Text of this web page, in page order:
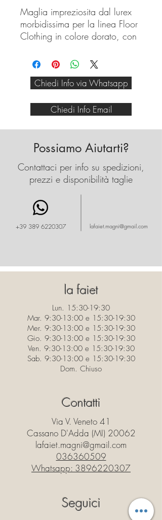
Maglia impreziosita dal lurex
morbidissima per la linea Floor
Clothing in colore dorato, con
vestibilità leggermente over sul
fianco per renderla giovanile e
abbinabile a qualsiasi cosa.
Chiedi Info via Whatsapp
Chiedi Info Email
Possiamo Aiutarti?
Contattaci per info su spedizioni,
prezzi e disponibilità taglie
+39 389 6220307 lafaiet.magni@gmail.com
la faiet
Lun. 15:30-19:30
Mar. 9:30-13:00 e 15:30-19:30
Mer. 9:30-13:00 e 15:30-19:30
Gio. 9:30-13:00 e 15:30-19:30
Ven. 9:30-13:00 e 15:30-19:30
Sab. 9:30-13:00 e 15:30-19:30
Dom. Chiuso
Contatti
Via V. Veneto 41
Cassano D'Adda (MI) 20062
lafaiet.magni@gmail.com
036360509
Whatsapp: 3896220307
Seguici